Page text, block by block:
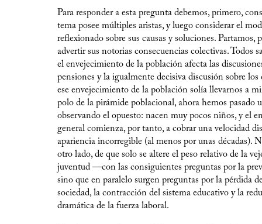
Para responder a esta pregunta debemos, primero,
tema posee múltiples aristas, y luego considerar el
reflexionado sobre sus causas y soluciones. Partamos,
advertir sus notorias consecuencias colectivas. Todos
el envejecimiento de la población afecta las
pensiones y la igualmente decisiva discusión sobre los
ese envejecimiento de la población solía llevarnos a
polo de la pirámide poblacional, ahora hemos pasado
observando el opuesto: nacen muy pocos niños, y el
general comienza, por tanto, a cobrar una velocidad
apariencia incorregible (al menos por unas décadas).
otro lado, de que solo se altere el peso relativo de la
juventud —con las consiguientes preguntas por la
sino que en paralelo surgen preguntas por la pérdida
sociedad, la contracción del sistema educativo y la
dramática de la fuerza laboral.